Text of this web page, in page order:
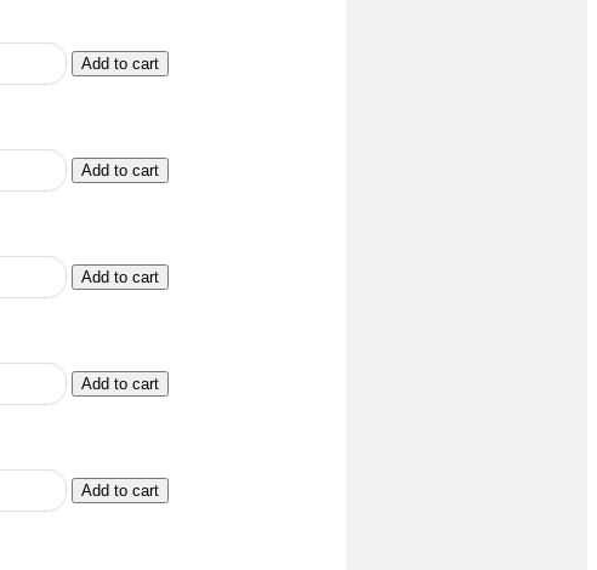
Add to cart
Add to cart
Add to cart
Add to cart
Add to cart